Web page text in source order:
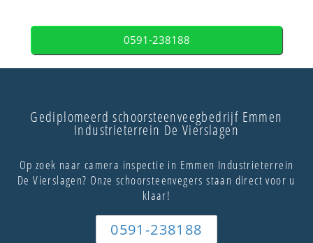
0591-238188
Gediplomeerd schoorsteenveegbedrijf Emmen
Industrieterrein De Vierslagen
Op zoek naar camera inspectie in Emmen Industrieterrein
De Vierslagen? Onze schoorsteenvegers staan direct voor u
klaar!
0591-238188